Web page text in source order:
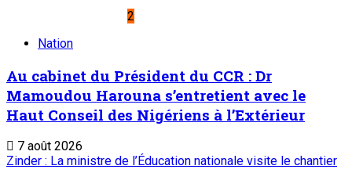
2
Nation
Au cabinet du Président du CCR : Dr
Mamoudou Harouna s’entretient avec le
Haut Conseil des Nigériens à l’Extérieur
7 août 2026
Zinder : La ministre de l’Éducation nationale visite le chantier